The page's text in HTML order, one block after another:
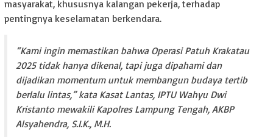
masyarakat, khususnya kalangan pekerja, terhadap
pentingnya keselamatan berkendara.
“Kami ingin memastikan bahwa Operasi Patuh Krakatau
2025 tidak hanya dikenal, tapi juga dipahami dan
dijadikan momentum untuk membangun budaya tertib
berlalu lintas,” kata Kasat Lantas, IPTU Wahyu Dwi
Kristanto mewakili Kapolres Lampung Tengah, AKBP
Alsyahendra, S.I.K., M.H.